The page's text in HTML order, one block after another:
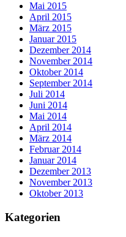
Mai 2015
April 2015
März 2015
Januar 2015
Dezember 2014
November 2014
Oktober 2014
September 2014
Juli 2014
Juni 2014
Mai 2014
April 2014
März 2014
Februar 2014
Januar 2014
Dezember 2013
November 2013
Oktober 2013
Kategorien